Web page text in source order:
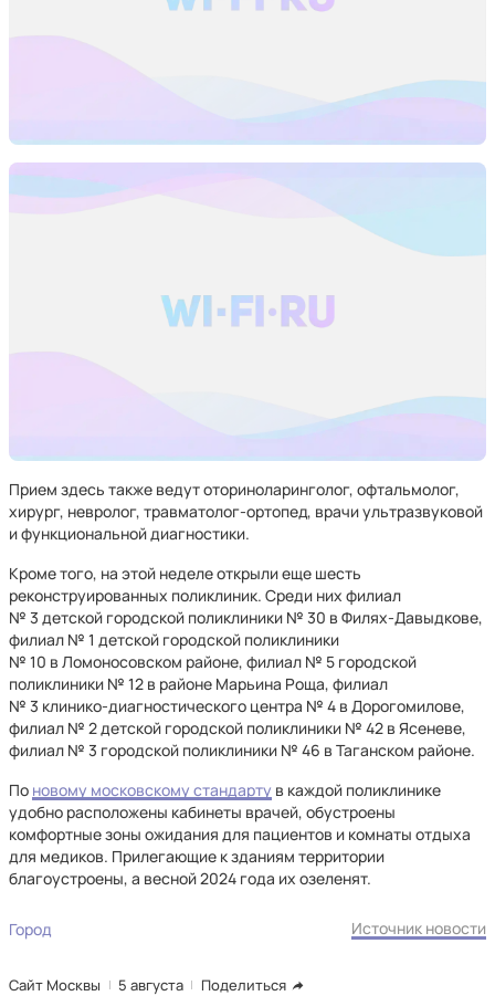
Прием здесь также ведут оториноларинголог, офтальмолог,
хирург, невролог, травматолог-ортопед, врачи ультразвуковой
и функциональной диагностики.
Кроме того, на этой неделе открыли еще шесть
реконструированных поликлиник. Среди них филиал
№ 3 детской городской поликлиники № 30 в Филях-Давыдкове,
филиал № 1 детской городской поликлиники
№ 10 в Ломоносовском районе, филиал № 5 городской
поликлиники № 12 в районе Марьина Роща, филиал
№ 3 клинико-диагностического центра № 4 в Дорогомилове,
филиал № 2 детской городской поликлиники № 42 в Ясеневе,
филиал № 3 городской поликлиники № 46 в Таганском районе.
По новому московскому стандарту в каждой поликлинике
удобно расположены кабинеты врачей, обустроены
комфортные зоны ожидания для пациентов и комнаты отдыха
для медиков. Прилегающие к зданиям территории
благоустроены, а весной 2024 года их озеленят.
Город Источник новости
Сайт Москвы 5 августа Поделиться